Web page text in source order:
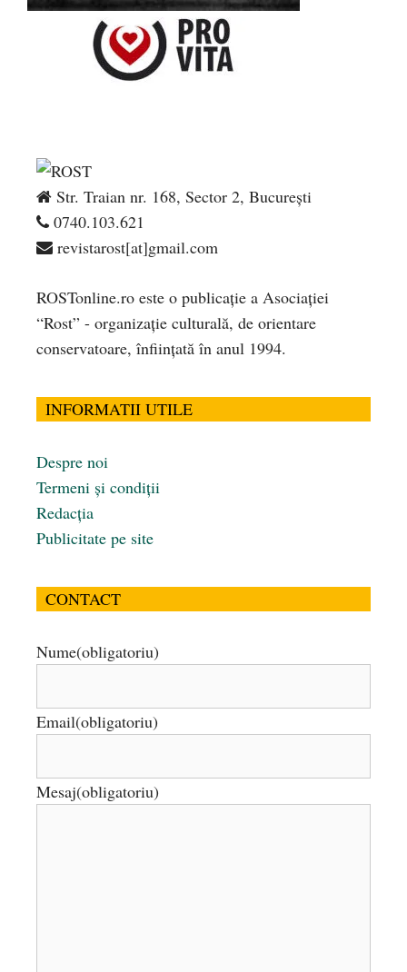
Str. Traian nr. 168, Sector 2, București
0740.103.621
revistarost[at]gmail.com
ROSTonline.ro este o publicaţie a Asociaţiei
“Rost” - organizaţie culturală, de orientare
conservatoare, înfiinţată în anul 1994.
INFORMATII UTILE
Despre noi
Termeni și condiții
Redacția
Publicitate pe site
CONTACT
Nume(obligatoriu)
Email(obligatoriu)
Mesaj(obligatoriu)